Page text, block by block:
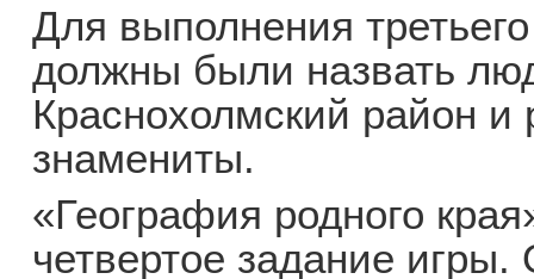
Для выполнения
должны были назвать
Краснохолмский район и
знамениты.
«География родного
четвертое задание